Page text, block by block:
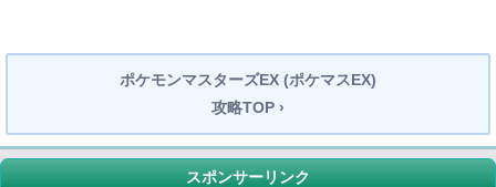
ポケモンマスターズEX (ポケマスEX)
攻略TOP ›
スポンサーリンク